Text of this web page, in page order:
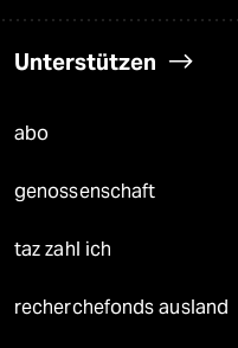
Unterstützen
abo
genossenschaft
taz zahl ich
recherchefonds ausland